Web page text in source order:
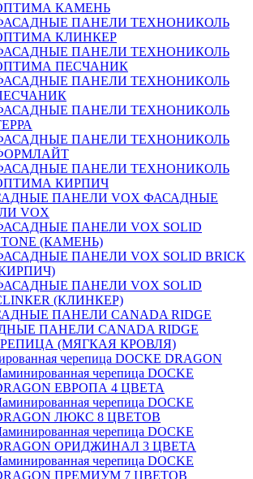
КАМЕНЬ
ПАНЕЛИ ТЕХНОНИКОЛЬ
КЛИНКЕР
ПАНЕЛИ ТЕХНОНИКОЛЬ
ПЕСЧАНИК
ПАНЕЛИ ТЕХНОНИКОЛЬ
ПАНЕЛИ ТЕХНОНИКОЛЬ
ПАНЕЛИ ТЕХНОНИКОЛЬ
ПАНЕЛИ ТЕХНОНИКОЛЬ
КИРПИЧ
ФАСАДНЫЕ
VOX
ПАНЕЛИ VOX SOLID
(КАМЕНЬ)
ПАНЕЛИ VOX SOLID BRICK
ПАНЕЛИ VOX SOLID
(КЛИНКЕР)
ПАНЕЛИ CANADA RIDGE
(МЯГКАЯ КРОВЛЯ)
черепица DOCKE DRAGON
черепица DOCKE
ЕВРОПА 4 ЦВЕТА
черепица DOCKE
ЛЮКС 8 ЦВЕТОВ
черепица DOCKE
ОРИДЖИНАЛ 3 ЦВЕТА
черепица DOCKE
ПРЕМИУМ 7 ЦВЕТОВ